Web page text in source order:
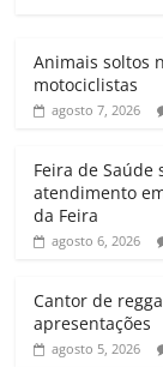
p
k
Animais soltos
motociclistas
agosto 7, 2026
Feira de Saúde
atendimento
da Feira
agosto 6, 2026
Cantor de
apresentações
agosto 5, 2026